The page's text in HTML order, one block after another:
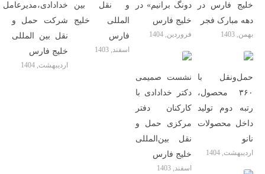
خدادادی،مدیرعامل
شرکت حمل و
نقل بین المللی
خلیج فارس
اردیبهشت, 1404
و نقل بین
المللی خلیج
فارس
اسفند, 1403
دونگ برانیم» در
خلیج فارس
فروردین, 1404
خلیج فارس در
دهه مبارک فجر
بهمن, 1403
نشست صمیمی
دکتر خدادادی با
کارکنان دفتر
مرکزی حمل و
نقل بین‌المللی
خلیج فارس
اسفند, 1403
حمل‌ونقل با
۳۶۰ محصول،
رتبه دوم تولید
داخل محصولات
نانو
اردیبهشت, 1404